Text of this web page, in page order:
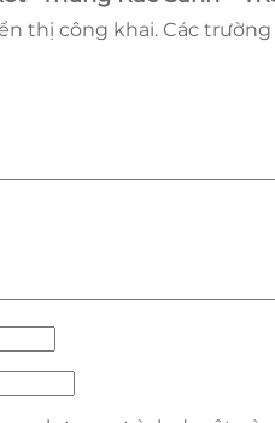
thị công khai. Các